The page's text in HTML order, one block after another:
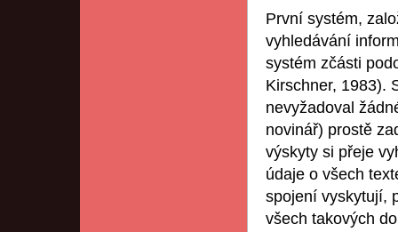
První systém,
vyhledávání
systém zčásti
Kirschner, 1983).
nevyžadoval
novinář) prostě
výskyty si přeje
údaje o všech
spojení vyskytují,
všech takových